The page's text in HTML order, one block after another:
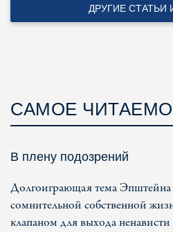
ДРУГИЕ СТАТЬИ
САМОЕ
В плену подозрений
Долгоиграющая тема Эпштейна
сомнительной собственной
клапаном для выхода ненависти